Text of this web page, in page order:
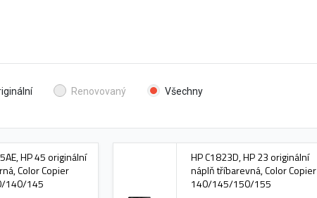
Renovovaný Všechny
HP 45 originální
Color Copier
140/145
HP C1823D, HP 23 originální
náplň tříbarevná, Color Copier
140/145/150/155